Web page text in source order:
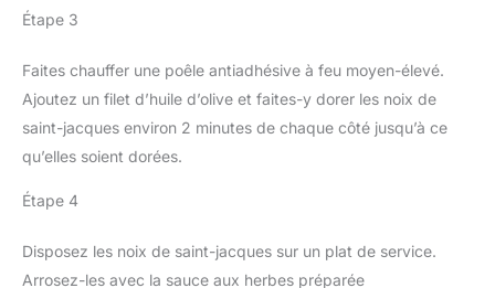
Étape 3
Faites chauffer une poêle antiadhésive à feu moyen-élevé.
Ajoutez un filet d’huile d’olive et faites-y dorer les noix de
saint-jacques environ 2 minutes de chaque côté jusqu’à ce
qu’elles soient dorées.
Étape 4
Disposez les noix de saint-jacques sur un plat de service.
Arrosez-les avec la sauce aux herbes préparée